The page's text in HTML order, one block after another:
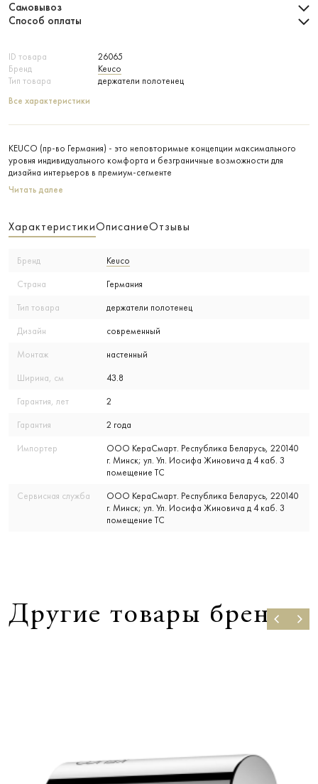
ID товара
26065
Бренд
Keuco
Тип товара
держатели полотенец
Все характеристики
KEUCO (пр-во Германия) - это неповторимые концепции максимального
уровня индивидуального комфорта и безграничные возможности для
дизайна интерьеров в премиум-сегменте
Читать далее
Самовывоз
Способ оплаты
ХарактеристикиОписаниеОтзывы
Бренд Keuco
Страна Германия
Тип товара держатели полотенец
Дизайн современный
Монтаж настенный
Ширина, см 43.8
Гарантия, лет 2
Гарантия 2 года
Импортер
ООО КераСмарт. Республика Беларусь, 220140
г. Минск; ул. Ул. Иосифа Жиновича д 4 каб. 3
помещение ТС
Сервисная служба
ООО КераСмарт. Республика Беларусь, 220140
г. Минск; ул. Ул. Иосифа Жиновича д 4 каб. 3
помещение ТС
Другие товары бренда